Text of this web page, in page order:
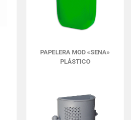
PAPELERA MOD «SENA»
PLÁSTICO